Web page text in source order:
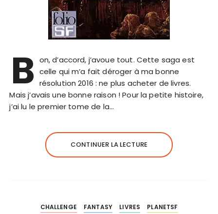
B on, d’accord, j’avoue tout. Cette saga est
celle qui m’a fait déroger à ma bonne
résolution 2016 : ne plus acheter de livres.
Mais j’avais une bonne raison ! Pour la petite histoire,
j’ai lu le premier tome de la…
CONTINUER LA LECTURE
CHALLENGE FANTASY LIVRES PLANETSF